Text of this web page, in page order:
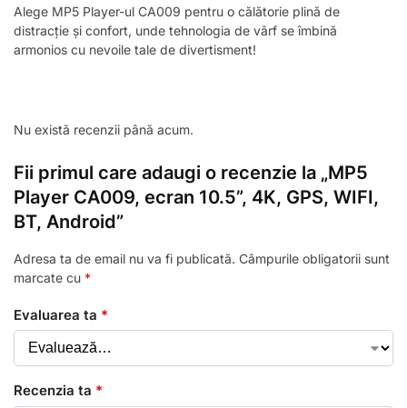
Alege MP5 Player-ul CA009 pentru o călătorie plină de
distracție și confort, unde tehnologia de vârf se îmbină
armonios cu nevoile tale de divertisment!
Nu există recenzii până acum.
Fii primul care adaugi o recenzie la „MP5
Player CA009, ecran 10.5”, 4K, GPS, WIFI,
BT, Android”
Adresa ta de email nu va fi publicată. Câmpurile obligatorii sunt
marcate cu *
Evaluarea ta *
Recenzia ta *